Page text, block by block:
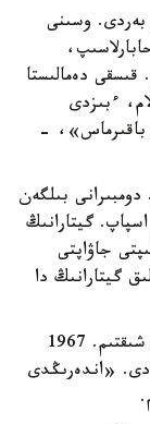
بەردى. وسىنى
دەمالىستا
ءبىزدى
باقىرماس»، -
بىلگەن
گيتارانىڭ
جاۋاپتى
گيتارانىڭ دا
نە كەرەك، ءبىر جىلعا جەتپەي گيتاراشى بوپ شىقتىم. 1967
«اندەرىڭدى